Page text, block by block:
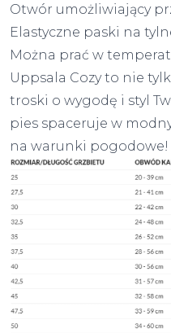
Otwór umożliwiający
Elastyczne paski na
Można prać w
Uppsala Cozy to nie
troski o wygodę i styl
pies spaceruje w
na warunki pogodowe!